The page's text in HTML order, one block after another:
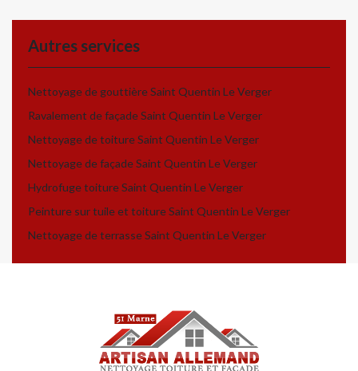
Autres services
Nettoyage de gouttière Saint Quentin Le Verger
Ravalement de façade Saint Quentin Le Verger
Nettoyage de toiture Saint Quentin Le Verger
Nettoyage de façade Saint Quentin Le Verger
Hydrofuge toiture Saint Quentin Le Verger
Peinture sur tuile et toiture Saint Quentin Le Verger
Nettoyage de terrasse Saint Quentin Le Verger